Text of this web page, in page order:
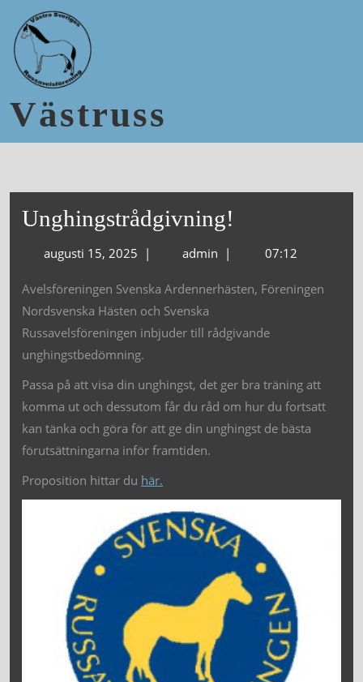
Västruss
Unghingstrådgivning!
augusti 15, 2025 | admin | 07:12
Avelsföreningen Svenska Ardennerhästen, Föreningen
Nordsvenska Hästen och Svenska
Russavelsföreningen inbjuder till rådgivande
unghingstbedömning.
Passa på att visa din unghingst, det ger bra träning att
komma ut och dessutom får du råd om hur du fortsatt
kan tänka och göra för att ge din unghingst de bästa
förutsättningarna inför framtiden.
Proposition hittar du här.